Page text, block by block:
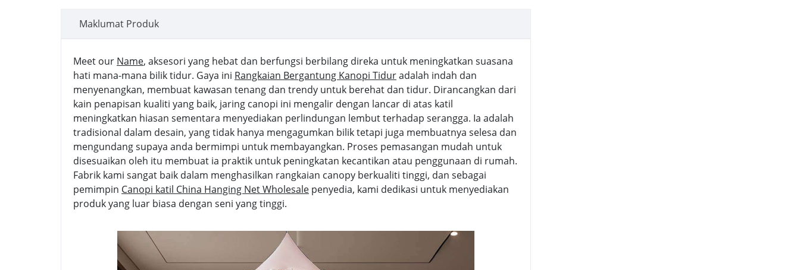
Maklumat Produk
Meet our Name, aksesori yang hebat dan berfungsi berbilang direka untuk meningkatkan suasana
hati mana-mana bilik tidur. Gaya ini Rangkaian Bergantung Kanopi Tiduradalah indah dan
menyenangkan, membuat kawasan tenang dan trendy untuk berehat dan tidur. Dirancangkan dari
kain penapisan kualiti yang baik, jaring canopi ini mengalir dengan lancar di atas katil
meningkatkan hiasan sementara menyediakan perlindungan lembut terhadap serangga. Ia adalah
tradisional dalam desain, yang tidak hanya mengagumkan bilik tetapi juga membuatnya selesa dan
mengundang supaya anda bermimpi untuk membayangkan. Proses pemasangan mudah untuk
disesuaikan oleh itu membuat ia praktik untuk peningkatan kecantikan atau penggunaan di rumah.
Fabrik kami sangat baik dalam menghasilkan rangkaian canopy berkualiti tinggi, dan sebagai
pemimpin Canopi katil China Hanging Net Wholesale penyedia, kami dedikasi untuk menyediakan
produk yang luar biasa dengan seni yang tinggi.